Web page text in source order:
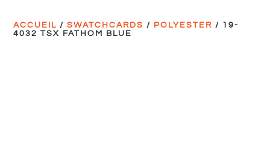
ACCUEIL /SWATCHCARDS / POLYESTER / 19-
4032 TSX FATHOM BLUE